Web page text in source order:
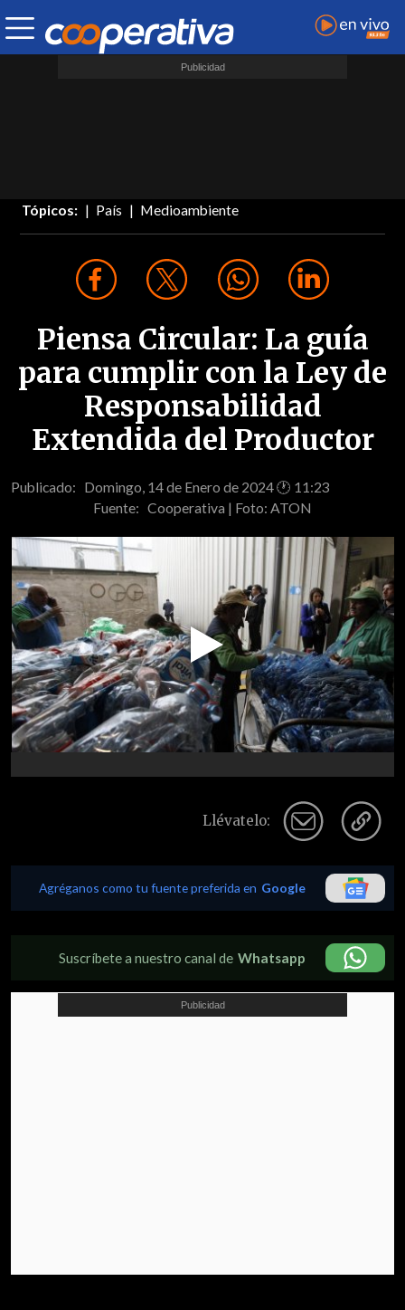
Tópicos: País Medioambiente
Piensa Circular: La guía
para cumplir con la Ley de
Responsabilidad
Extendida del Productor
Publicado: Domingo, 14 de Enero de 2024 🕐 11:23
Fuente: Cooperativa | Foto: ATON
Play
Video
Llévatelo:
Agréganos como tu fuente preferida en Google
Suscríbete a nuestro canal de Whatsapp